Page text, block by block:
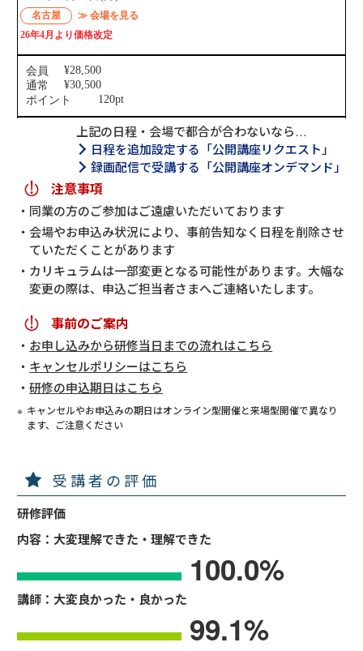
上記の日程・会場で都合が合わないなら…
日程を追加設定する「公開講座リクエスト」
録画配信で受講する「公開講座オンデマンド」
注意事項
同業の方のご参加はご遠慮いただいております
会場やお申込み状況により、事前告知なく日程を削除させ
ていただくことがあります
カリキュラムは一部変更となる可能性があります。大幅な
変更の際は、申込ご担当者さまへご連絡いたします。
事前のご案内
お申し込みから研修当日までの流れはこちら
キャンセルポリシーはこちら
研修の申込期日はこちら
キャンセルやお申込みの期日はオンライン型開催と来場型開催で異なり
ます、ご注意ください
受講者の評価
研修評価
内容：大変理解できた・理解できた
100.0%
講師：大変良かった・良かった
99.1%